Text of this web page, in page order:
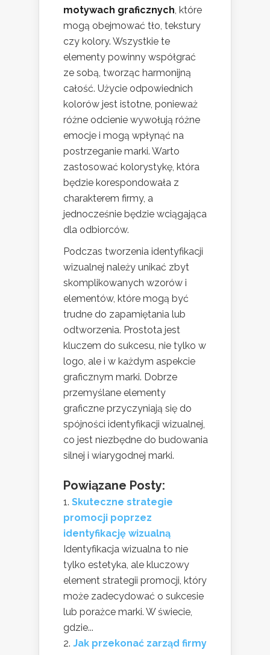
motywach graficznych , które
mogą obejmować tło, tekstury
czy kolory. Wszystkie te
elementy powinny współgrać
ze sobą, tworząc harmonijną
całość. Użycie odpowiednich
kolorów jest istotne, ponieważ
różne odcienie wywołują różne
emocje i mogą wpłynąć na
postrzeganie marki. Warto
zastosować kolorystykę, która
będzie korespondowała z
charakterem firmy, a
jednocześnie będzie wciągająca
dla odbiorców.
Podczas tworzenia identyfikacji
wizualnej należy unikać zbyt
skomplikowanych wzorów i
elementów, które mogą być
trudne do zapamiętania lub
odtworzenia. Prostota jest
kluczem do sukcesu, nie tylko w
logo, ale i w każdym aspekcie
graficznym marki. Dobrze
przemyślane elementy
graficzne przyczyniają się do
spójności identyfikacji wizualnej,
co jest niezbędne do budowania
silnej i wiarygodnej marki.
Powiązane Posty:
Skuteczne strategie
promocji poprzez
identyfikację wizualną
Identyfikacja wizualna to nie
tylko estetyka, ale kluczowy
element strategii promocji, który
może zadecydować o sukcesie
lub porażce marki. W świecie,
gdzie...
Jak przekonać zarząd firmy